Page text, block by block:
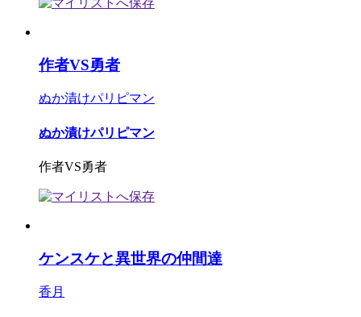
作者VS勇者
ぬか漬けパリピマン
ぬか漬けパリピマン
作者VS勇者
ケンスケと異世界の仲間達
香月